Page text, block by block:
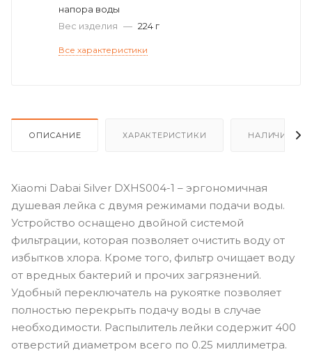
напора воды
Вес изделия — 224 г
Все характеристики
ОПИСАНИЕ ХАРАКТЕРИСТИКИ НАЛИЧИЕ
Xiaomi Dabai Silver DXHS004-1 – эргономичная
душевая лейка с двумя режимами подачи воды.
Устройство оснащено двойной системой
фильтрации, которая позволяет очистить воду от
избытков хлора. Кроме того, фильтр очищает воду
от вредных бактерий и прочих загрязнений.
Удобный переключатель на рукоятке позволяет
полностью перекрыть подачу воды в случае
необходимости. Распылитель лейки содержит 400
отверстий диаметром всего по 0.25 миллиметра.